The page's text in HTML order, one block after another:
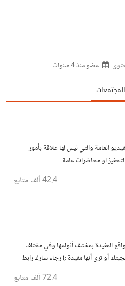
عضو منذ4 سنوات
المجتمعات
العامة والتي ليس لها علاقة بأمور
او محاضرات عامة
42.4 ألف متابع
المفيدة بمختلف أنواعها وفي مختلف
أو ترى أنها مفيدة :) رجاء شارك رابط
72.4 ألف متابع